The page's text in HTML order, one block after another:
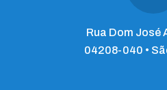
Rua Dom José
04208-040 •